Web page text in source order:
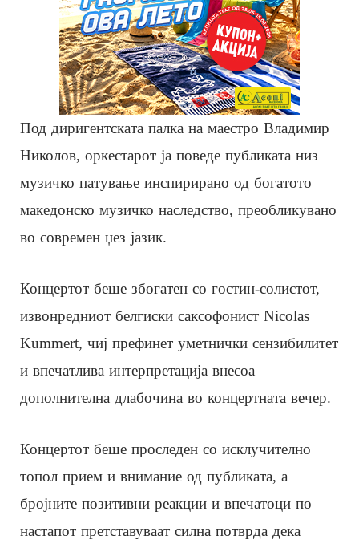
Под диригентската палка на маестро Владимир
Николов, оркестарот ја поведе публиката низ
музичко патување инспирирано од богатото
македонско музичко наследство, преобликувано
во современ џез јазик.
Концертот беше збогатен со гостин-солистот,
извонредниот белгиски саксофонист Nicolas
Kummert, чиј префинет уметнички сензибилитет
и впечатлива интерпретација внесоа
дополнителна длабочина во концертната вечер.
Концертот беше проследен со исклучително
топол прием и внимание од публиката, а
бројните позитивни реакции и впечатоци по
настапот претставуваат силна потврда дека